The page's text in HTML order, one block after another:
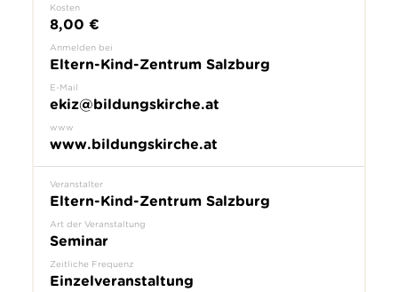
Kosten
8,00 €
Anmelden bei
Eltern-Kind-Zentrum Salzburg
E-Mail
ekiz@bildungskirche.at
www
www.bildungskirche.at
Veranstalter
Eltern-Kind-Zentrum Salzburg
Art der Veranstaltung
Seminar
Zeitliche Frequenz
Einzelveranstaltung